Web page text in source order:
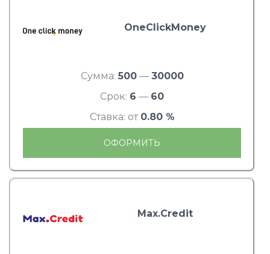
OneClickMoney
Сумма: 500— 30000
Срок: 6 — 60
Ставка: от 0.80 %
ОФОРМИТЬ
Max.Credit